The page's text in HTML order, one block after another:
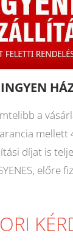
a
mellett
díjat is
előre